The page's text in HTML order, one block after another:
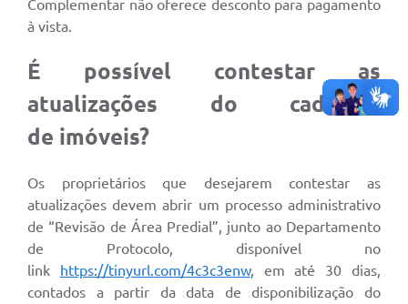
Complementar não oferece desconto para pagamento
à vista.
É possível contestar as
atualizações do cadastro
de imóveis?
Os proprietários que desejarem contestar as
atualizações devem abrir um processo administrativo
de “Revisão de Área Predial”, junto ao Departamento
de Protocolo, disponível no
link https://tinyurl.com/4c3c3enw,
em até 30 dias,
contados a partir da data de disponibilização do